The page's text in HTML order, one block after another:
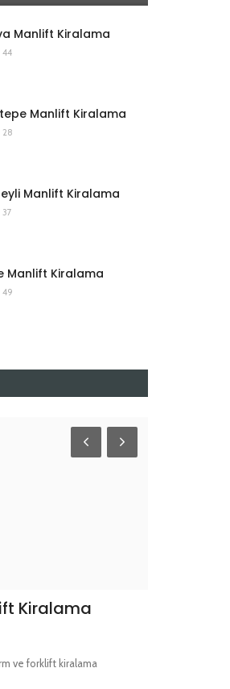
Manlift Kiralama
44
Manlift Kiralama
28
Manlift Kiralama
37
Manlift Kiralama
49
Kiralama
ve forklift kiralama